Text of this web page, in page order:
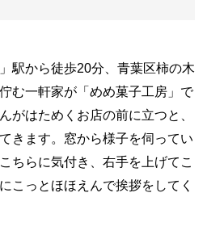
駅から徒歩20分、青葉区柿の木
む一軒家が「めめ菓子工房」で
がはためくお店の前に立つと、
きます。窓から様子を伺ってい
ちらに気付き、右手を上げてこ
こっとほほえんで挨拶をしてく